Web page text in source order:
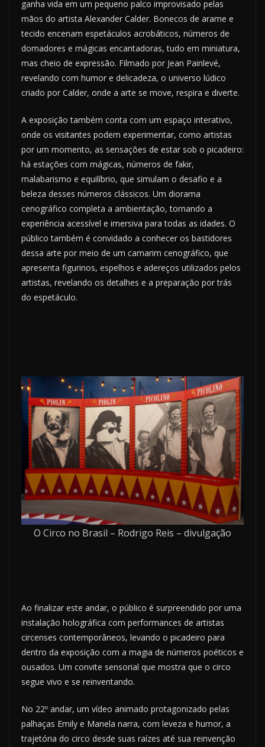
ganha vida em um pequeno palco improvisado pelas
mãos do artista Alexander Calder. Bonecos de arame e
tecido encenam espetáculos acrobáticos, números de
domadores e mágicas encantadoras, tudo em miniatura,
mas cheio de expressão. Filmado por Jean Painlevé,
revelando com humor e delicadeza, o universo lúdico
criado por Calder, onde a arte se move, respira e diverte.
A exposição também conta com um espaço interativo,
onde os visitantes podem experimentar, como artistas
por um momento, as sensações de estar sob o picadeiro:
há estações com mágicas, números de fakir,
malabarismo e equilíbrio, que simulam o desafio e a
beleza desses números clássicos. Um diorama
cenográfico completa a ambientação, tornando a
experiência acessível e imersiva para todas as idades. O
público também é convidado a conhecer os bastidores
dessa arte por meio de um camarim cenográfico, que
apresenta figurinos, espelhos e adereços utilizados pelos
artistas, revelando os detalhes e a preparação por trás
do espetáculo.
O Circo no Brasil – Rodrigo Reis – divulgação
Ao finalizar este andar, o público é surpreendido por uma
instalação holográfica com performances de artistas
circenses contemporâneos, levando o picadeiro para
dentro da exposição com a magia de números poéticos e
ousados. Um convite sensorial que mostra que o circo
segue vivo e se reinventando.
No 22º andar, um vídeo animado protagonizado pelas
palhaças Emily e Manela narra, com leveza e humor, a
trajetória do circo desde suas raízes até sua reinvenção